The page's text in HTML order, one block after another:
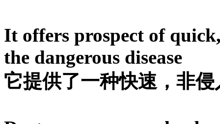
It offers prospect of
the dangerous disease
它提供了一种快速，非